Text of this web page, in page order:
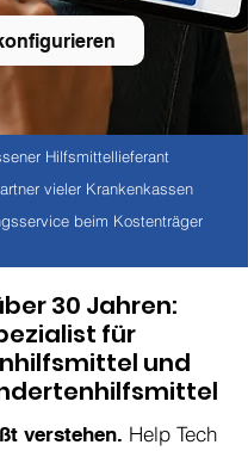
Hilfsmittellieferant
vieler Krankenkassen
beim Kostenträger
30 Jahren:
für
und
verstehen. Help Tech